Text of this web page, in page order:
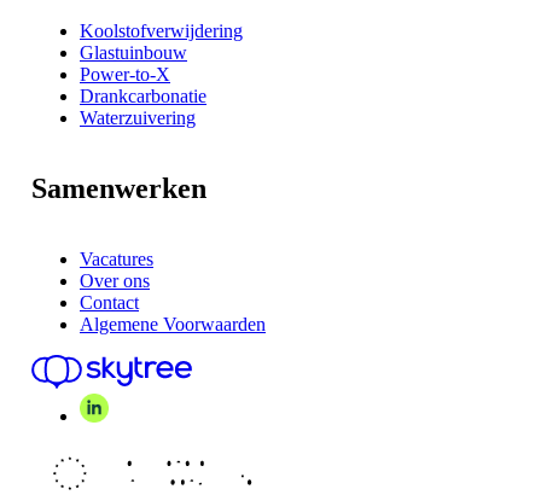
Koolstofverwijdering
Glastuinbouw
Power-to-X
Drankcarbonatie
Waterzuivering
Samenwerken
Vacatures
Over ons
Contact
Algemene Voorwaarden